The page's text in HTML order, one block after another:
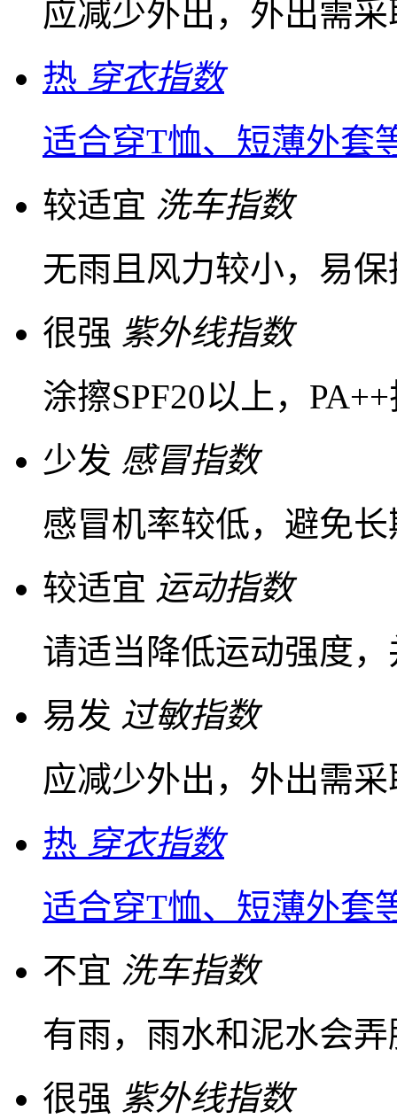
应减少外出，外出需
热 穿衣指数
适合穿T恤、短薄外套
较适宜 洗车指数
无雨且风力较小，易
很强 紫外线指数
涂擦SPF20以上，
少发 感冒指数
感冒机率较低，避免
较适宜 运动指数
请适当降低运动强度
易发 过敏指数
应减少外出，外出需
热 穿衣指数
适合穿T恤、短薄外套
不宜 洗车指数
有雨，雨水和泥水会
很强 紫外线指数